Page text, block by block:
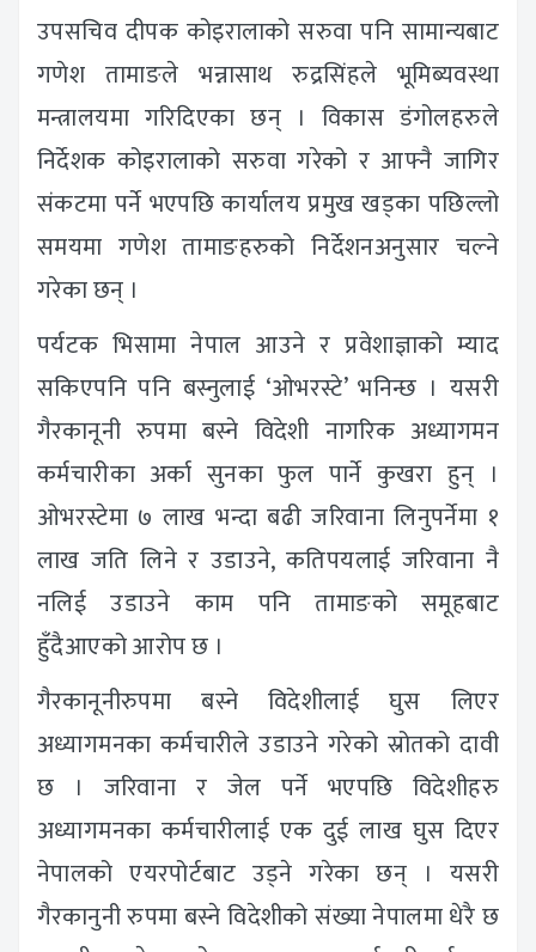
उपसचिव दीपक कोइरालाको सरुवा पनि सामान्यबाट
गणेश तामाङले भन्नासाथ रुद्रसिंहले भूमिब्यवस्था
मन्त्रालयमा गरिदिएका छन् । विकास डंगोलहरुले
निर्देशक कोइरालाको सरुवा गरेको र आफ्नै जागिर
संकटमा पर्ने भएपछि कार्यालय प्रमुख खड्का पछिल्लो
समयमा गणेश तामाङहरुको निर्देशनअनुसार चल्ने
गरेका छन् ।
पर्यटक भिसामा नेपाल आउने र प्रवेशाज्ञाको म्याद
सकिएपनि पनि बस्नुलाई ‘ओभरस्टे’ भनिन्छ । यसरी
गैरकानूनी रुपमा बस्ने विदेशी नागरिक अध्यागमन
कर्मचारीका अर्का सुनका फुल पार्ने कुखरा हुन् ।
ओभरस्टेमा ७ लाख भन्दा बढी जरिवाना लिनुपर्नेमा १
लाख जति लिने र उडाउने, कतिपयलाई जरिवाना नै
नलिई उडाउने काम पनि तामाङको समूहबाट
हुँदैआएको आरोप छ ।
गैरकानूनीरुपमा बस्ने विदेशीलाई घुस लिएर
अध्यागमनका कर्मचारीले उडाउने गरेको स्रोतको दावी
छ । जरिवाना र जेल पर्ने भएपछि विदेशीहरु
अध्यागमनका कर्मचारीलाई एक दुई लाख घुस दिएर
नेपालको एयरपोर्टबाट उड्ने गरेका छन् । यसरी
गैरकानुनी रुपमा बस्ने विदेशीको संख्या नेपालमा धेरै छ